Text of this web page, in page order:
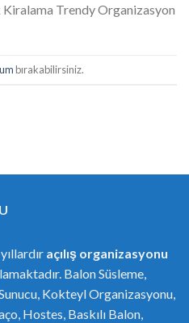
Kiralama Trendy Organizasyon
bırakabilirsiniz.
açılış organizasyonu
Balon Süsleme,
Kokteyl Organizasyonu,
Hostes, Baskılı Balon,